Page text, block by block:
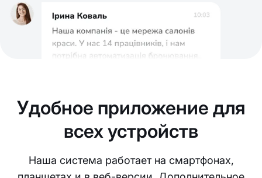
Удобное приложение для
всех устройств
Наша система работает на смартфонах,